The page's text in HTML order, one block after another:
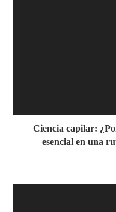
Ciencia capilar:
esencial en una